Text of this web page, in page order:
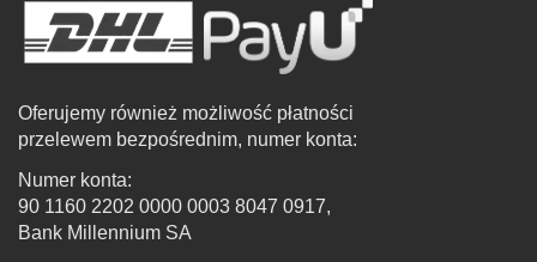
Oferujemy również możliwość płatności
przelewem bezpośrednim, numer konta:
Numer konta:
90 1160 2202 0000 0003 8047 0917,
Bank Millennium SA